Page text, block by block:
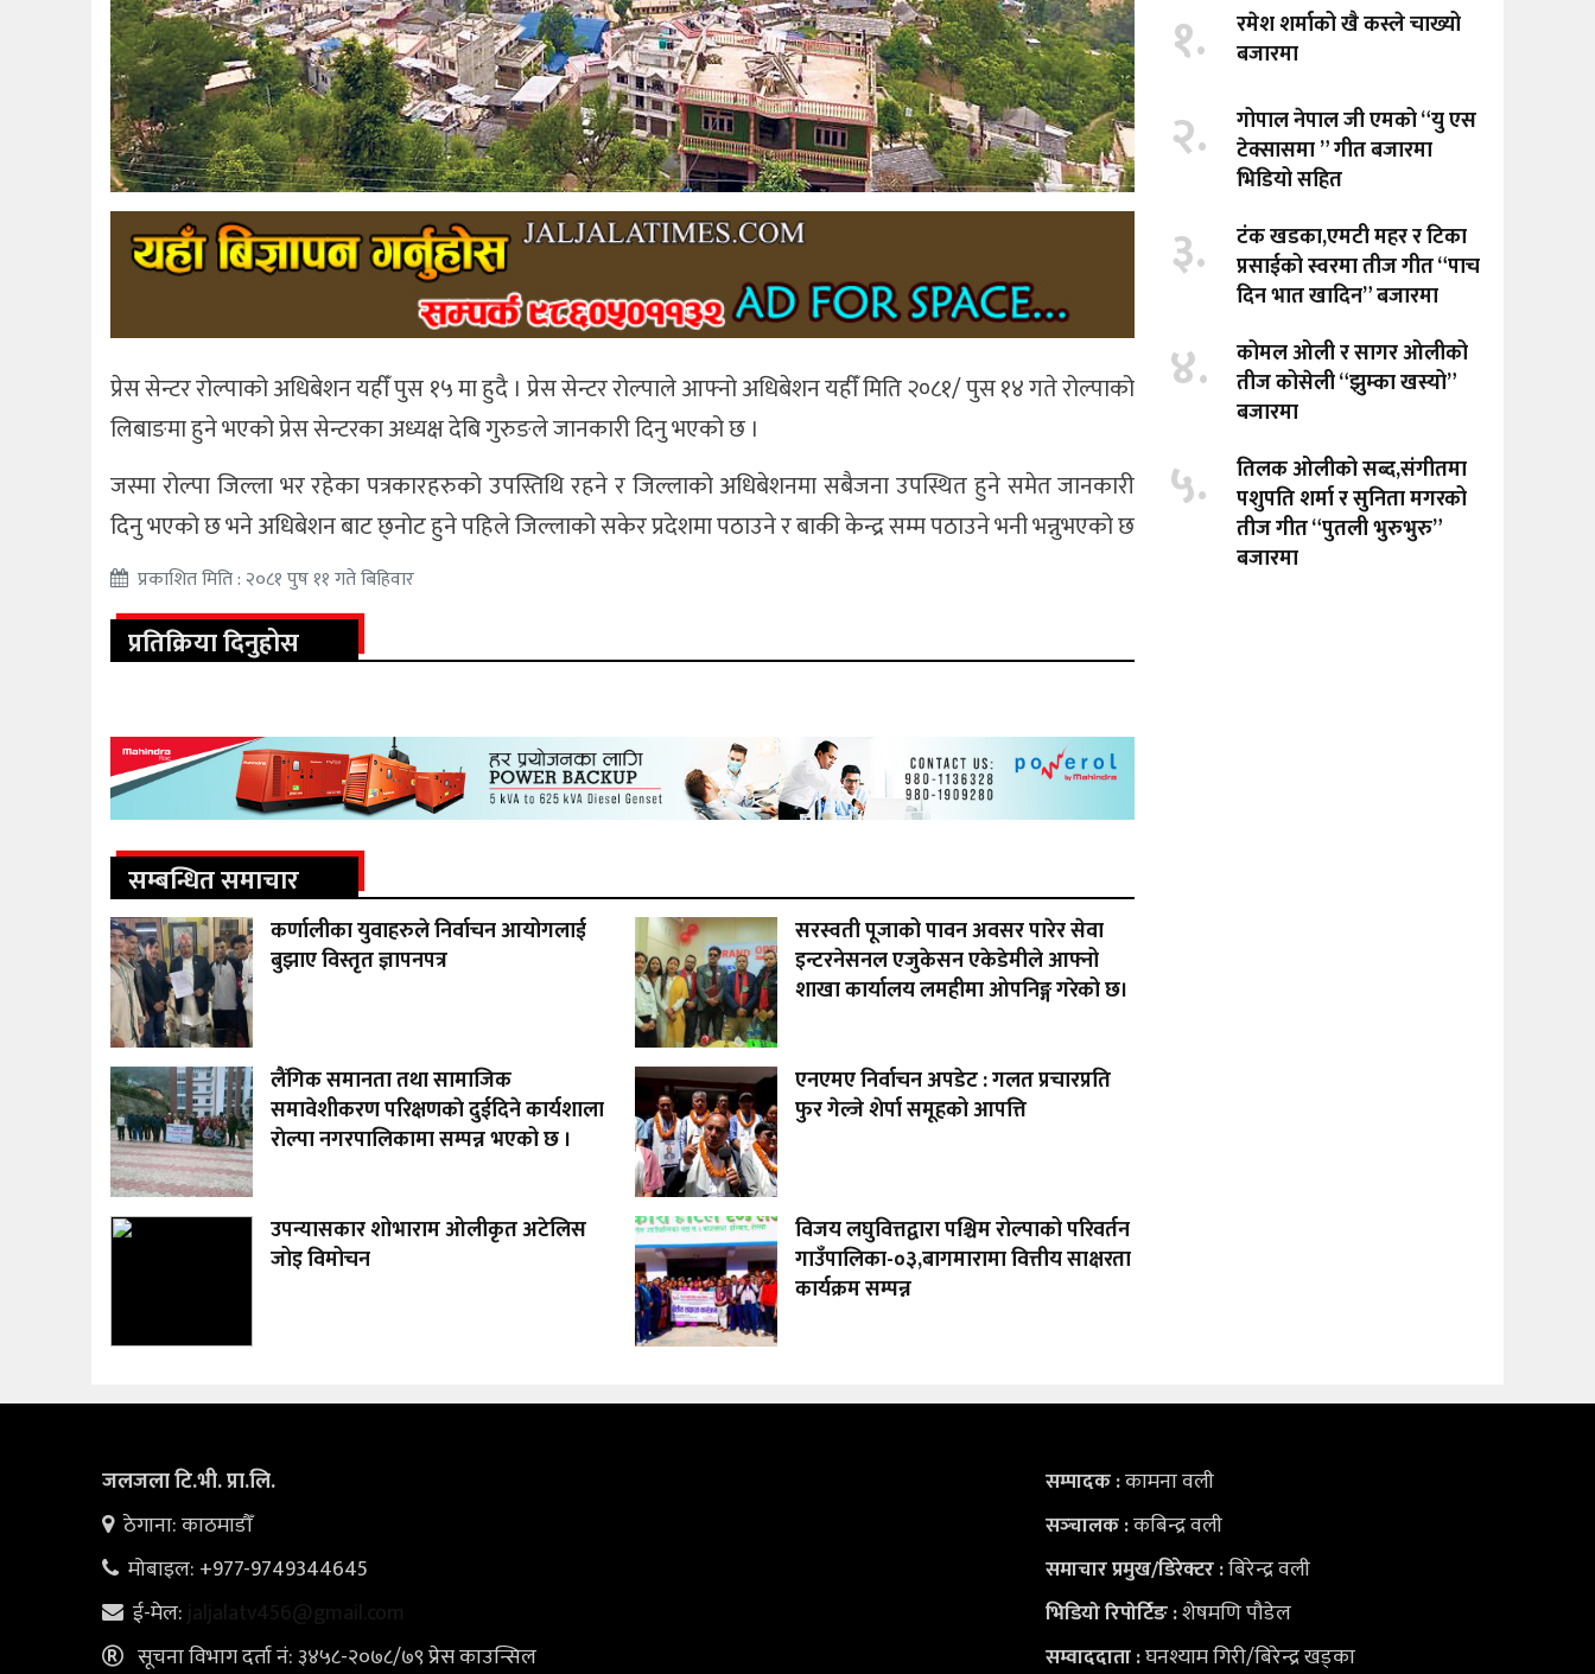
प्रेस सेन्टर रोल्पाको अधिबेशन यहीँ पुस १५ मा हुदै । प्रेस सेन्टर रोल्पाले आफ्नो अधिबेशन यहीँ मिति २०८१/ पुस १४ गते रोल्पाको
लिबाङमा हुने भएको प्रेस सेन्टरका अध्यक्ष देबि गुरुङले जानकारी दिनु भएको छ ।
जस्मा रोल्पा जिल्ला भर रहेका पत्रकारहरुको उपस्तिथि रहने र जिल्लाको अधिबेशनमा सबैजना उपस्थित हुने समेत जानकारी
दिनु भएको छ भने अधिबेशन बाट छ्नोट हुने पहिले जिल्लाको सकेर प्रदेशमा पठाउने र बाकी केन्द्र सम्म पठाउने भनी भन्नुभएको छ
प्रकाशित मिति : २०८१ पुष ११ गते बिहिवार
प्रतिक्रिया दिनुहोस
सम्बन्धित समाचार
कर्णालीका युवाहरुले निर्वाचन आयोगलाई
बुझाए विस्तृत ज्ञापनपत्र
सरस्वती पूजाको पावन अवसर पारेर सेवा
इन्टरनेसनल एजुकेसन एकेडेमीले आफ्नो
शाखा कार्यालय लमहीमा ओपनिङ्ग गरेको छ।
लैंगिक समानता तथा सामाजिक
समावेशीकरण परिक्षणकाे दुईदिने कार्यशाला
राेल्पा नगरपालिकामा सम्पन्न भएको छ ।
एनएमए निर्वाचन अपडेट : गलत प्रचारप्रति
फुर गेल्जे शेर्पा समूहको आपत्ति
उपन्यासकार शोभाराम ओलीकृत अटेलिस
जोइ विमोचन
विजय लघुवित्तद्वारा पश्चिम रोल्पाको परिवर्तन
गाउँपालिका-०३,बागमारामा वित्तीय साक्षरता
कार्यक्रम सम्पन्न
१.
रमेश शर्माको खै कस्ले चाख्यो
बजारमा
२.
गोपाल नेपाल जी एमको “यु एस
टेक्सासमा ” गीत बजारमा
भिडियो सहित
३.
टंक खडका,एमटी महर र टिका
प्रसाईको स्वरमा तीज गीत “पाच
दिन भात खादिन” बजारमा
४.
कोमल ओली र सागर ओलीको
तीज कोसेली “झुम्का खस्यो”
बजारमा
५.
तिलक ओलीको सब्द,संगीतमा
पशुपति शर्मा र सुनिता मगरको
तीज गीत “पुतली भुरुभुरु”
बजारमा
जलजला टि.भी. प्रा.लि.
ठेगाना: काठमाडौँ
मोबाइल: +977-9749344645
ई-मेल: jaljalatv456@gmail.com
सूचना विभाग दर्ता नं: ३४५८-२०७८/७९ प्रेस काउन्सिल
सम्पादक :कामना वली
सञ्‍चालक :कबिन्द्र वली
समाचार प्रमुख/डिरेक्टर :बिरेन्द्र वली
भिडियोरिपोर्टिङ :शेषमणि पौडेल
सम्वाददाता :घनश्याम गिरी/बिरेन्द्र खड्का